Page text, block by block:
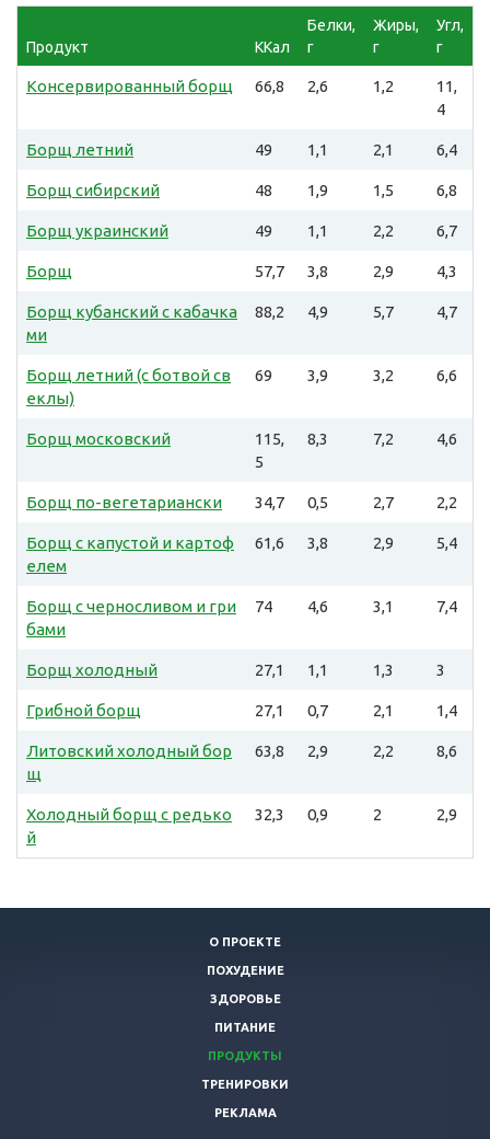
Продукт ККал
Белки,
г
Жиры,
г
Угл,
г
Консервированный борщ 66,8 2,6 1,2
11,
4
Борщ летний 49 1,1 2,1 6,4
Борщ сибирский 48 1,9 1,5 6,8
Борщ украинский 49 1,1 2,2 6,7
Борщ 57,7 3,8 2,9 4,3
Борщ кубанский с кабачка
ми
88,2 4,9 5,7 4,7
Борщ летний (с ботвой св
еклы)
69 3,9 3,2 6,6
Борщ московский
115,
5
8,3 7,2 4,6
Борщ по-вегетариански 34,7 0,5 2,7 2,2
Борщ с капустой и картоф
елем
61,6 3,8 2,9 5,4
Борщ с черносливом и гри
бами
74 4,6 3,1 7,4
Борщ холодный 27,1 1,1 1,3 3
Грибной борщ 27,1 0,7 2,1 1,4
Литовский холодный бор
щ
63,8 2,9 2,2 8,6
Холодный борщ с редько
й
32,3 0,9 2 2,9
О ПРОЕКТЕ
ПОХУДЕНИЕ
ЗДОРОВЬЕ
ПИТАНИЕ
ПРОДУКТЫ
ТРЕНИРОВКИ
РЕКЛАМА